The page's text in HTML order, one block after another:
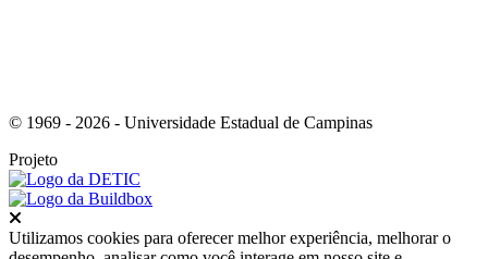
© 1969 - 2026 - Universidade Estadual de Campinas
Projeto
Utilizamos cookies para oferecer melhor experiência, melhorar o